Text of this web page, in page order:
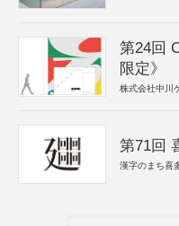
第24回
限定》
株式会社中川
第71回
漢字のまち喜